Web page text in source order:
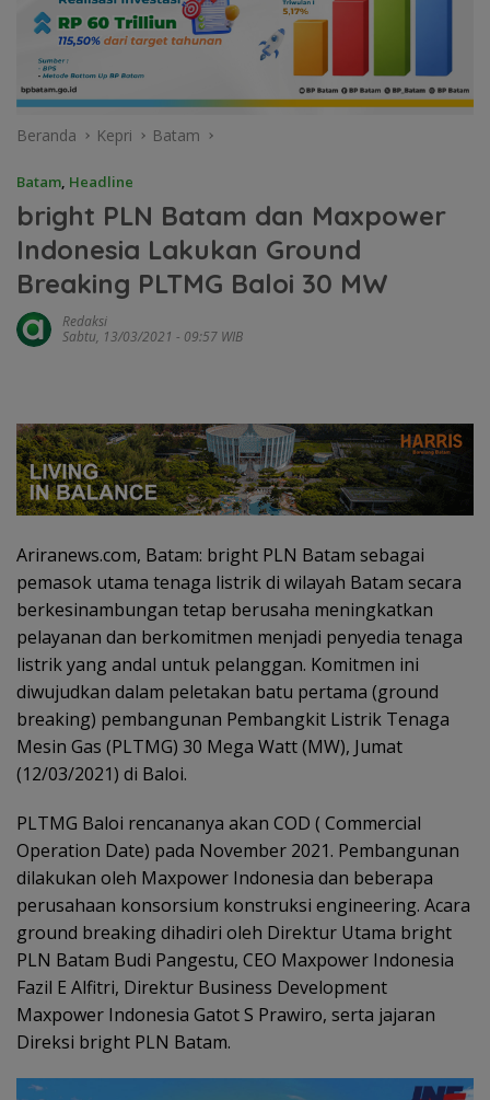
Beranda Kepri Batam
Batam, Headline
bright PLN Batam dan Maxpower
Indonesia Lakukan Ground
Breaking PLTMG Baloi 30 MW
Redaksi
Sabtu, 13/03/2021 - 09:57 WIB
Ariranews.com, Batam: bright PLN Batam sebagai
pemasok utama tenaga listrik di wilayah Batam secara
berkesinambungan tetap berusaha meningkatkan
pelayanan dan berkomitmen menjadi penyedia tenaga
listrik yang andal untuk pelanggan. Komitmen ini
diwujudkan dalam peletakan batu pertama (ground
breaking) pembangunan Pembangkit Listrik Tenaga
Mesin Gas (PLTMG) 30 Mega Watt (MW), Jumat
(12/03/2021) di Baloi.
PLTMG Baloi rencananya akan COD ( Commercial
Operation Date) pada November 2021. Pembangunan
dilakukan oleh Maxpower Indonesia dan beberapa
perusahaan konsorsium konstruksi engineering. Acara
ground breaking dihadiri oleh Direktur Utama bright
PLN Batam Budi Pangestu, CEO Maxpower Indonesia
Fazil E Alfitri, Direktur Business Development
Maxpower Indonesia Gatot S Prawiro, serta jajaran
Direksi bright PLN Batam.